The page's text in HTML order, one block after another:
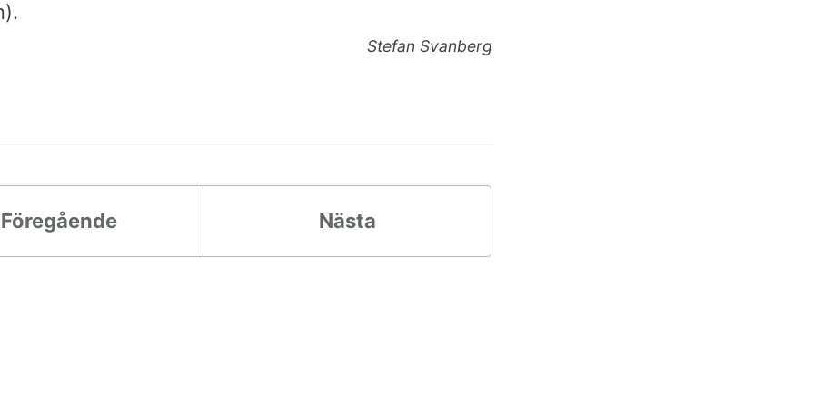
Stefan Svanberg
Föregående Nästa